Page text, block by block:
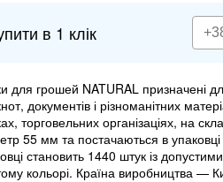
в 1 клік
для грошей NATURAL призначені
документів і різноманітних
торговельних організаціях, на
55 мм та постачаються в упаковці
становить 1440 штук із
кольорі. Країна виробництва —